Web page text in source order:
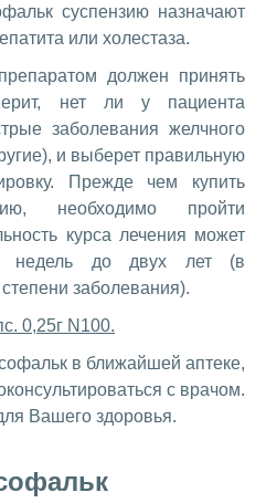
суспензию назначают
или холестаза.
должен принять
нет ли у пациента
заболевания желчного
и выберет правильную
Прежде чем купить
необходимо пройти
курса лечения может
недель до двух лет (в
заболевания).
0,25г N100.
в ближайшей аптеке,
с врачом.
Вашего здоровья.